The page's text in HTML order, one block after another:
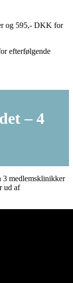
og 595,- DKK for
efterfølgende
– 4
3 medlemsklinikker
ud af